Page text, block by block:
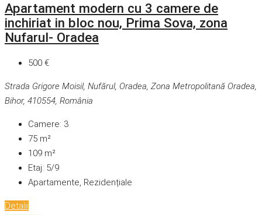
Apartament modern cu 3 camere de
inchiriat in bloc nou, Prima Sova, zona
Nufarul- Oradea
500 €
Strada Grigore Moisil, Nufărul, Oradea, Zona Metropolitană Oradea,
Bihor, 410554, România
Camere: 3
75 m²
109 m²
Etaj: 5/9
Apartamente, Rezidențiale
Detalii